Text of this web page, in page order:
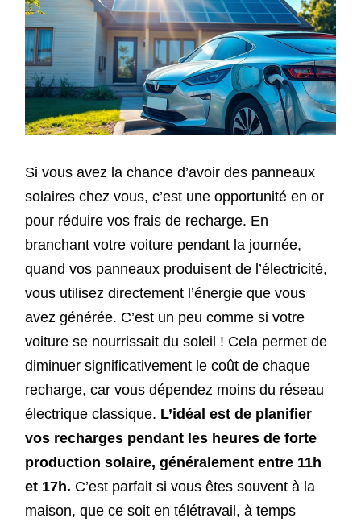
Si vous avez la chance d’avoir des panneaux
solaires chez vous, c’est une opportunité en or
pour réduire vos frais de recharge. En
branchant votre voiture pendant la journée,
quand vos panneaux produisent de l’électricité,
vous utilisez directement l’énergie que vous
avez générée. C’est un peu comme si votre
voiture se nourrissait du soleil ! Cela permet de
diminuer significativement le coût de chaque
recharge, car vous dépendez moins du réseau
électrique classique. L’idéal est de planifier
vos recharges pendant les heures de forte
production solaire, généralement entre 11h
et 17h. C’est parfait si vous êtes souvent à la
maison, que ce soit en télétravail, à temps